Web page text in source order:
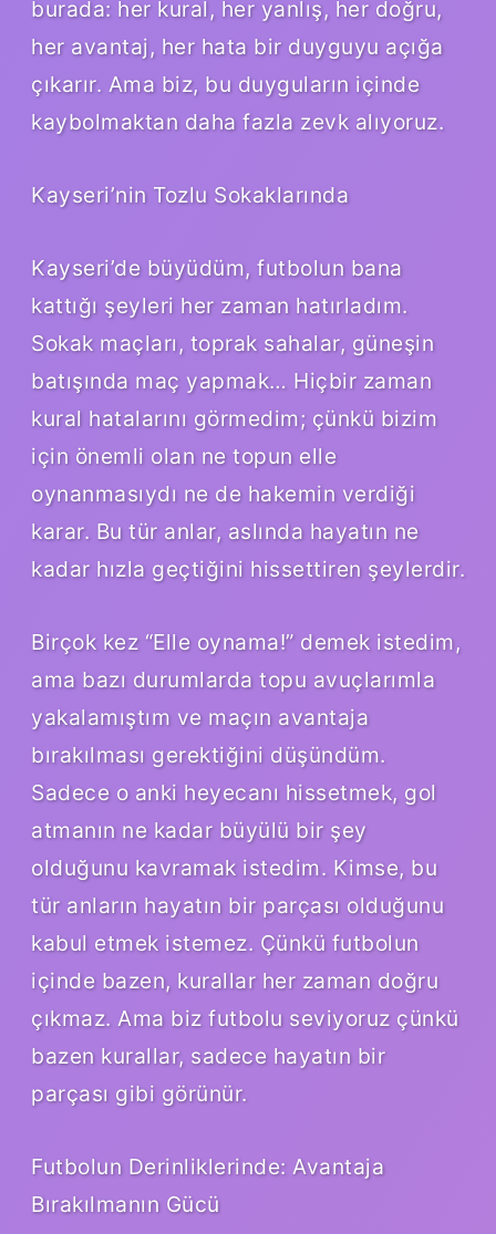
burada: her kural, her yanlış, her doğru,
her avantaj, her hata bir duyguyu açığa
çıkarır. Ama biz, bu duyguların içinde
kaybolmaktan daha fazla zevk alıyoruz.
Kayseri’nin Tozlu Sokaklarında
Kayseri’de büyüdüm, futbolun bana
kattığı şeyleri her zaman hatırladım.
Sokak maçları, toprak sahalar, güneşin
batışında maç yapmak… Hiçbir zaman
kural hatalarını görmedim; çünkü bizim
için önemli olan ne topun elle
oynanmasıydı ne de hakemin verdiği
karar. Bu tür anlar, aslında hayatın ne
kadar hızla geçtiğini hissettiren şeylerdir.
Birçok kez “Elle oynama!” demek istedim,
ama bazı durumlarda topu avuçlarımla
yakalamıştım ve maçın avantaja
bırakılması gerektiğini düşündüm.
Sadece o anki heyecanı hissetmek, gol
atmanın ne kadar büyülü bir şey
olduğunu kavramak istedim. Kimse, bu
tür anların hayatın bir parçası olduğunu
kabul etmek istemez. Çünkü futbolun
içinde bazen, kurallar her zaman doğru
çıkmaz. Ama biz futbolu seviyoruz çünkü
bazen kurallar, sadece hayatın bir
parçası gibi görünür.
Futbolun Derinliklerinde: Avantaja
Bırakılmanın Gücü